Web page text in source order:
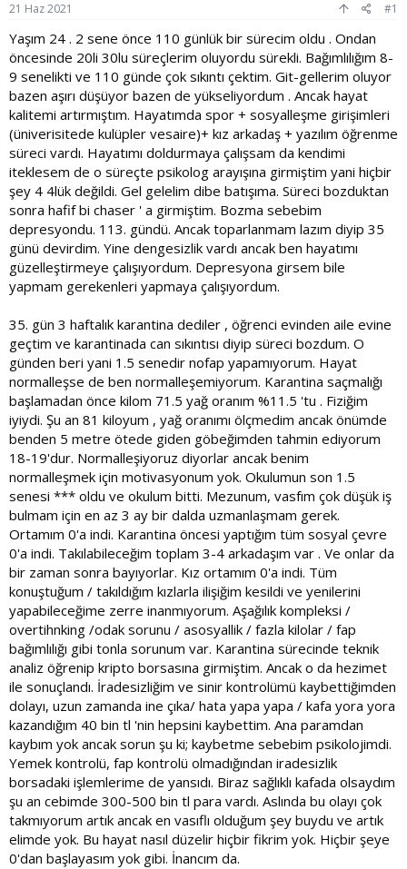
a
ş
l
a
t
a
n
ç
t
a
r
i
h
i
21 Haz 2021 #1
Yaşım 24 . 2 sene önce 110 günlük bir sürecim oldu . Ondan
öncesinde 20li 30lu süreçlerim oluyordu sürekli. Bağımlılığım 8-
9 senelikti ve 110 günde çok sıkıntı çektim. Git-gellerim oluyor
bazen aşırı düşüyor bazen de yükseliyordum . Ancak hayat
kalitemi artırmıştım. Hayatımda spor + sosyalleşme girişimleri
(üniverisitede kulüpler vesaire)+ kız arkadaş + yazılım öğrenme
süreci vardı. Hayatımı doldurmaya çalışsam da kendimi
iteklesem de o süreçte psikolog arayışına girmiştim yani hiçbir
şey 4 4lük değildi. Gel gelelim dibe batışıma. Süreci bozduktan
sonra hafif bi chaser ' a girmiştim. Bozma sebebim
depresyondu. 113. gündü. Ancak toparlanmam lazım diyip 35
günü devirdim. Yine dengesizlik vardı ancak ben hayatımı
güzelleştirmeye çalışıyordum. Depresyona girsem bile
yapmam gerekenleri yapmaya çalışıyordum.
35. gün 3 haftalık karantina dediler , öğrenci evinden aile evine
geçtim ve karantinada can sıkıntısı diyip süreci bozdum. O
günden beri yani 1.5 senedir nofap yapamıyorum. Hayat
normalleşse de ben normalleşemiyorum. Karantina saçmalığı
başlamadan önce kilom 71.5 yağ oranım %11.5 'tu . Fiziğim
iyiydi. Şu an 81 kiloyum , yağ oranımı ölçmedim ancak önümde
benden 5 metre ötede giden göbeğimden tahmin ediyorum
18-19'dur. Normalleşiyoruz diyorlar ancak benim
normalleşmek için motivasyonum yok. Okulumun son 1.5
senesi *** oldu ve okulum bitti. Mezunum, vasfım çok düşük iş
bulmam için en az 3 ay bir dalda uzmanlaşmam gerek.
Ortamım 0'a indi. Karantina öncesi yaptığım tüm sosyal çevre
0'a indi. Takılabileceğim toplam 3-4 arkadaşım var . Ve onlar da
bir zaman sonra bayıyorlar. Kız ortamım 0'a indi. Tüm
konuştuğum / takıldığım kızlarla ilişiğim kesildi ve yenilerini
yapabileceğime zerre inanmıyorum. Aşağılık kompleksi /
overtihnking /odak sorunu / asosyallik / fazla kilolar / fap
bağımlılığı gibi tonla sorunum var. Karantina sürecinde teknik
analiz öğrenip kripto borsasına girmiştim. Ancak o da hezimet
ile sonuçlandı. İradesizliğim ve sinir kontrolümü kaybettiğimden
dolayı, uzun zamanda ine çıka/ hata yapa yapa / kafa yora yora
kazandığım 40 bin tl 'nin hepsini kaybettim. Ana paramdan
kaybım yok ancak sorun şu ki; kaybetme sebebim psikolojimdi.
Yemek kontrolü, fap kontrolü olmadığından iradesizlik
borsadaki işlemlerime de yansıdı. Biraz sağlıklı kafada olsaydım
şu an cebimde 300-500 bin tl para vardı. Aslında bu olayı çok
takmıyorum artık ancak en vasıflı olduğum şey buydu ve artık
elimde yok. Bu hayat nasıl düzelir hiçbir fikrim yok. Hiçbir şeye
0'dan başlayasım yok gibi. İnancım da.